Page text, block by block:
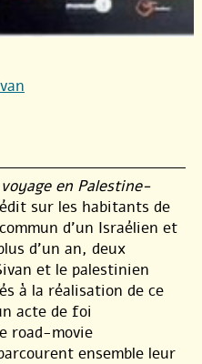
en Palestine-
sur les habitants de
d’un Israélien et
d’un an, deux
et le palestinien
à la réalisation de ce
acte de foi
road-movie
ensemble leur